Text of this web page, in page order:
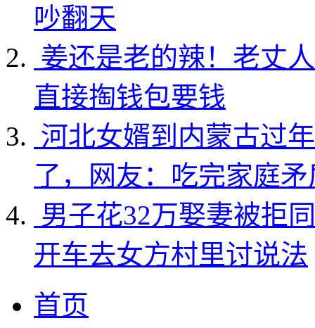
吵翻天
姜还是老的辣！老丈
直接掏钱包要钱
河北女婿到内蒙古过
了，网友：吃完家庭
男子花32万娶妻被拒
开车去女方村里讨说法
首页